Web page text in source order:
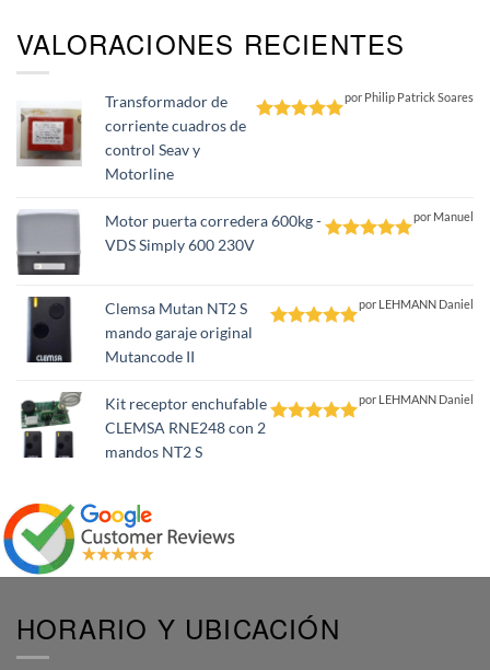
VALORACIONES RECIENTES
Transformador de
corriente cuadros de
control Seav y
Motorline
por Philip Patrick Soares
Motor puerta corredera 600kg -
VDS Simply 600 230V
por Manuel
Clemsa Mutan NT2 S
mando garaje original
Mutancode II
por LEHMANN Daniel
Kit receptor enchufable
CLEMSA RNE248 con 2
mandos NT2 S
por LEHMANN Daniel
HORARIO Y UBICACIÓN